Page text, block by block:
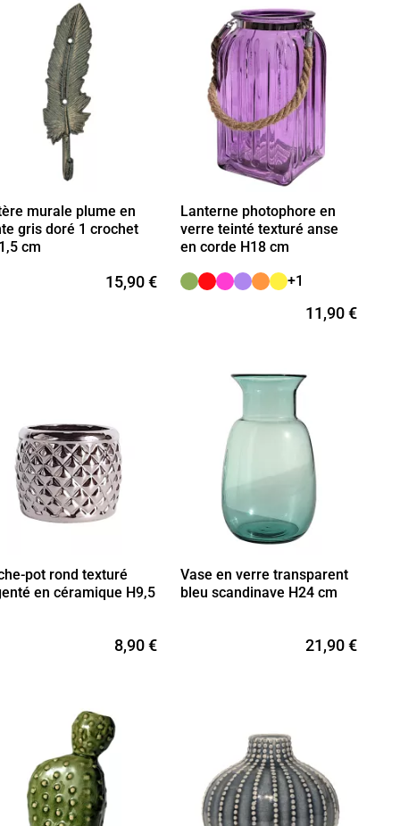
murale plume en
gris doré 1 crochet
cm
15,90 €
Lanterne photophore en
verre teinté texturé anse
en corde H18 cm
+1
11,90 €
pot rond texturé
en céramique H9,5
8,90 €
Vase en verre transparent
bleu scandinave H24 cm
21,90 €